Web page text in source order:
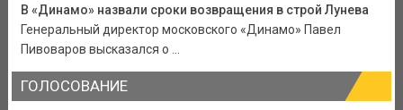
В «Динамо» назвали сроки возвращения в строй Лунева
Генеральный директор московского «Динамо» Павел
Пивоваров высказался о ...
ГОЛОСОВАНИЕ